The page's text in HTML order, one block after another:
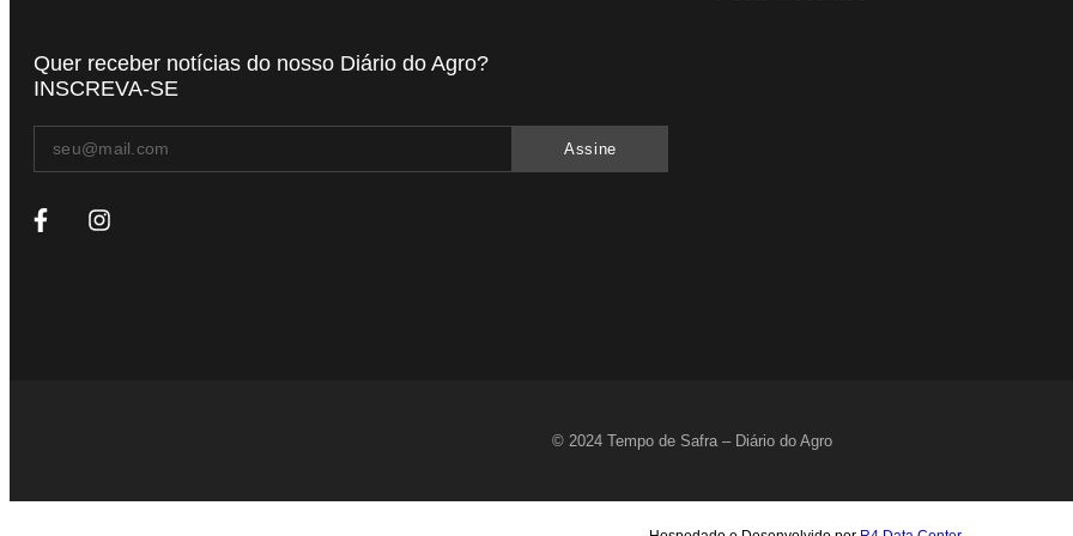
Quer receber notícias do nosso Diário do Agro?
INSCREVA-SE
Assine
© 2024 Tempo de Safra – Diário do Agro